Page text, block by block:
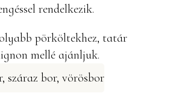
rendelkezik.
pörköltekhez, tatár
mellé ajánljuk.
, száraz bor, vörösbor